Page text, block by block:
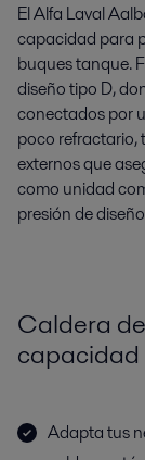
El Alfa Laval
capacidad para
buques tanque.
diseño tipo D,
conectados por
poco refractario,
externos que
como unidad
presión de
Caldera
capacidad
Adapta tus